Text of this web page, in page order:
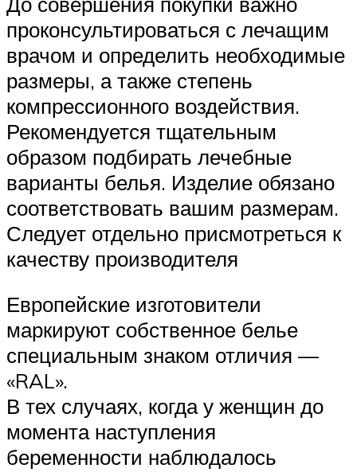
проконсультироваться с лечащим
врачом и определить необходимые
размеры, а также степень
компрессионного воздействия.
Рекомендуется тщательным
образом подбирать лечебные
варианты белья. Изделие обязано
соответствовать вашим размерам.
Следует отдельно присмотреться к
качеству производителя
Европейские изготовители
маркируют собственное белье
специальным знаком отличия —
«RAL».
В тех случаях, когда у женщин до
момента наступления
беременности наблюдалось